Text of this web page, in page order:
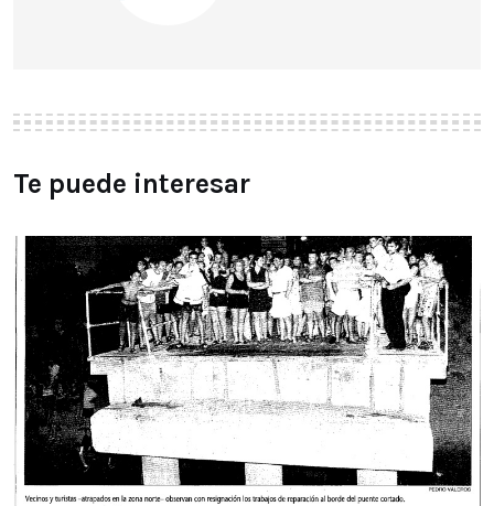
Te puede interesar